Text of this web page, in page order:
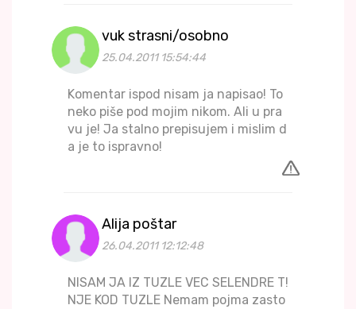
vuk strasni/osobno
25.04.2011 15:54:44
Komentar ispod nisam ja napisao! To
neko piše pod mojim nikom. Ali u pra
vu je! Ja stalno prepisujem i mislim d
a je to ispravno!
Alija poštar
26.04.2011 12:12:48
NISAM JA IZ TUZLE VEC SELENDRE T!
NJE KOD TUZLE Nemam pojma zasto